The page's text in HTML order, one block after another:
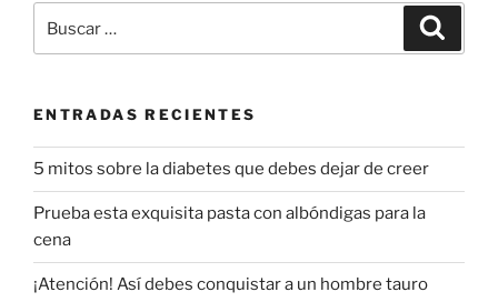
por:
ENTRADAS RECIENTES
5 mitos sobre la diabetes que debes dejar de creer
Prueba esta exquisita pasta con albóndigas para la
cena
¡Atención! Así debes conquistar a un hombre tauro